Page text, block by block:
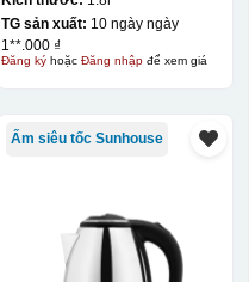
khuôn, thử khuôn
TG sản xuất: 10 ngày ngày
1**.000 ₫
Đăng kýhoặc Đăng nhậpđể xem giá
Ấm siêu tốc Sunhouse